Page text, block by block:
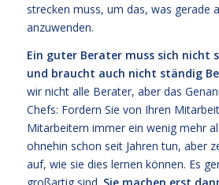
strecken muss, um das, was gerade
anzuwenden.
Ein guter Berater muss sich nicht
und braucht auch nicht ständig
wir nicht alle Berater, aber das
Chefs: Fordern Sie von Ihren
Mitarbeitern immer ein wenig mehr
ohnehin schon seit Jahren tun, aber
auf, wie sie dies lernen können. Es
großartig sind. Sie machen erst